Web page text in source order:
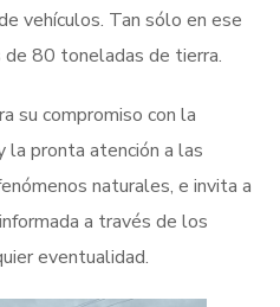
vehículos. Tan sólo en ese
80 toneladas de tierra.
su compromiso con la
la pronta atención a las
naturales, e invita a
a través de los
eventualidad.